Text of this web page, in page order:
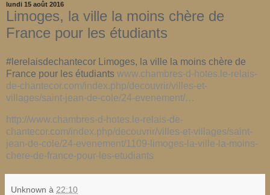
lundi 15 août 2016
Limoges, la ville la moins chère de
France pour les étudiants
#lerelaisdechantecor Limoges, la ville la moins chère de
France pour les étudiants www.chambres-d-hotes.le-relais-
de-chantecor.com/index.php/decouvrir/villes-et-
villages/saint-jean-de-cole/24-evenement/…
http://www.chambres-d-hotes.le-relais-de-
chantecor.com/index.php/decouvrir/villes-et-villages/saint-
jean-de-cole/24-evenement/1109-limoges-la-ville-la-moins-
chere-de-france-pour-les-etudiants
Unknown à 22:10